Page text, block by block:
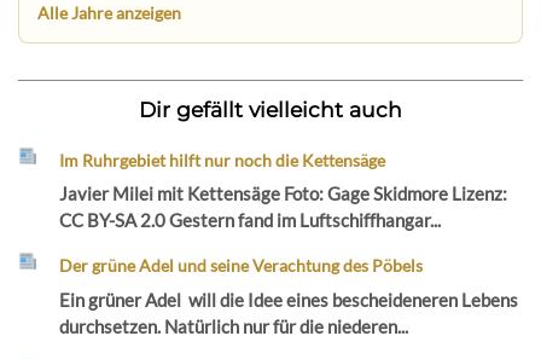
Alle Jahre anzeigen
Dir gefällt vielleicht auch
Im Ruhrgebiet hilft nur noch die Kettensäge
Javier Milei mit Kettensäge Foto: Gage Skidmore Lizenz:
CC BY-SA 2.0 Gestern fand im Luftschiffhangar...
Der grüne Adel und seine Verachtung des Pöbels
Ein grüner Adel will die Idee eines bescheideneren Lebens
durchsetzen. Natürlich nur für die niederen...